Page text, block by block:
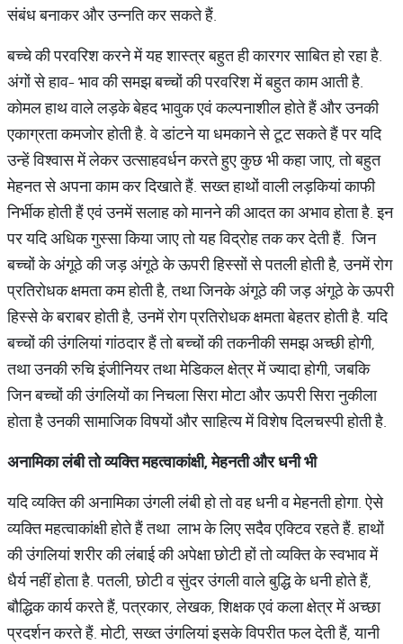
संबंध बनाकर और उन्नति कर सकते हैं.
बच्चे की परवरिश करने में यह शास्त्र बहुत ही कारगर साबित हो रहा है.
अंगों से हाव- भाव की समझ बच्चों की परवरिश में बहुत काम आती है.
कोमल हाथ वाले लड़के बेहद भावुक एवं कल्पनाशील होते हैं और उनकी
एकाग्रता कमजोर होती है. वे डांटने या धमकाने से टूट सकते हैं पर यदि
उन्हें विश्वास में लेकर उत्साहवर्धन करते हुए कुछ भी कहा जाए, तो बहुत
मेहनत से अपना काम कर दिखाते हैं. सख्त हाथों वाली लड़कियां काफी
निर्भीक होती हैं एवं उनमें सलाह को मानने की आदत का अभाव होता है. इन
पर यदि अधिक गुस्सा किया जाए तो यह विद्रोह तक कर देती हैं. जिन
बच्चों के अंगूठे की जड़ अंगूठे के ऊपरी हिस्सों से पतली होती है, उनमें रोग
प्रतिरोधक क्षमता कम होती है, तथा जिनके अंगूठे की जड़ अंगूठे के ऊपरी
हिस्से के बराबर होती है, उनमें रोग प्रतिरोधक क्षमता बेहतर होती है. यदि
बच्चों की उंगलियां गांठदार हैं तो बच्चों की तकनीकी समझ अच्छी होगी,
तथा उनकी रुचि इंजीनियर तथा मेडिकल क्षेत्र में ज्यादा होगी, जबकि
जिन बच्चों की उंगलियों का निचला सिरा मोटा और ऊपरी सिरा नुकीला
होता है उनकी सामाजिक विषयों और साहित्य में विशेष दिलचस्पी होती है.
अनामिकालंबीतोव्यक्तिमहत्वाकांक्षी,मेहनतीऔरधनीभी
यदि व्यक्ति की अनामिका उंगली लंबी हो तो वह धनी व मेहनती होगा. ऐसे
व्यक्ति महत्वाकांक्षी होते हैं तथा लाभ के लिए सदैव एक्टिव रहते हैं. हाथों
की उंगलियां शरीर की लंबाई की अपेक्षा छोटी हों तो व्यक्ति के स्वभाव में
धैर्य नहीं होता है. पतली, छोटी व सुंदर उंगली वाले बुद्धि के धनी होते हैं,
बौद्धिक कार्य करते हैं, पत्रकार, लेखक, शिक्षक एवं कला क्षेत्र में अच्छा
प्रदर्शन करते हैं. मोटी, सख्त उंगलियां इसके विपरीत फल देती हैं, यानी